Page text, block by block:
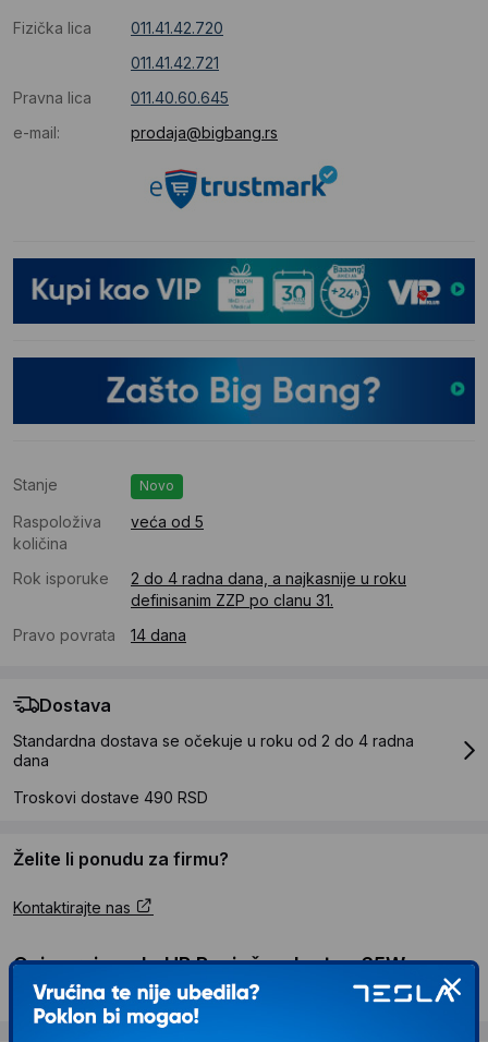
Fizička lica
011.41.42.720
011.41.42.721
Pravna lica
011.40.60.645
e-mail:
prodaja@bigbang.rs
Stanje Novo
Raspoloživa
količina
veća od 5
Rok isporuke
2 do 4 radna dana, a najkasnije u roku
definisanim ZZP po clanu 31.
Pravo povrata
14 dana
Dostava
Standardna dostava se očekuje u roku od 2 do 4 radna
dana
Troskovi dostave 490 RSD
Želite li ponudu za firmu?
Kontaktirajte nas
Opis proizvoda HP Punjač za laptop 65W
USB-C, svi HP USB-C laptopovi (1P3K6AA)